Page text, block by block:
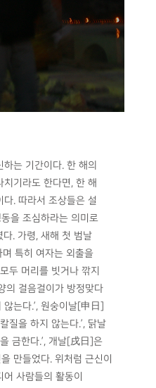
는 기간이다. 한 해의
기라도 한다면, 한 해
. 따라서 조상들은 설
을 조심하라는 의미로
. 가령, 새해 첫 범날
특히 여자는 외출을
두 머리를 빗거나 깎지
의 걸음걸이가 방정맞다
는다.’, 원숭이날[申日]
질을 하지 않는다.’, 닭날
금한다.’, 개날[戌日]은
만들었다. 위처럼 근신이
사람들의 활동이